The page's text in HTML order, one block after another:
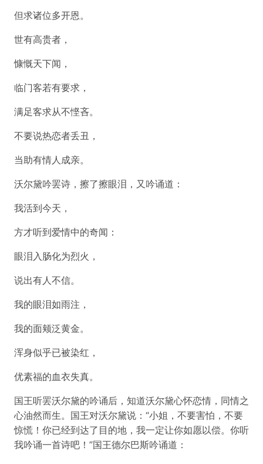
但求诸位多开恩。
世有高贵者，
慷慨天下闻，
临门客若有要求，
满足客求从不悭吝。
不要说热恋者丢丑，
当助有情人成亲。
沃尔黛吟罢诗，擦了擦眼泪，又吟诵道：
我活到今天，
方才听到爱情中的奇闻：
眼泪入肠化为烈火，
说出有人不信。
我的眼泪如雨注，
我的面颊泛黄金。
浑身似乎已被染红，
优素福的血衣失真。
国王听罢沃尔黛的吟诵后，知道沃尔黛心怀恋情，同情之
心油然而生。国王对沃尔黛说：“小姐，不要害怕，不要
惊慌！你已经到达了目的地，我一定让你如愿以偿。你听
我吟诵一首诗吧！”国王德尔巴斯吟诵道：